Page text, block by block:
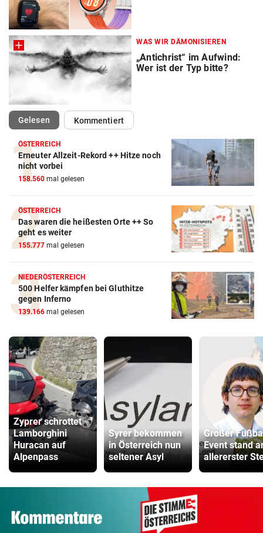
WAS WIR DÄMONISIEREN
„Antichrist“ im Aufwind:
Wer ist der Typ bitte?
Gelesen(ausgewählt)Kommentiert
ÖSTERREICH
Erneuter Allzeit-Rekord ++ Hitze noch
nicht vorbei
158.560 mal gelesen
ÖSTERREICH
Das waren die heißesten Orte ++ So
geht es weiter
155.777 mal gelesen
NIEDERÖSTERREICH
500 Helfer kämpfen bei Gluthitze
gegen Inferno
139.166 mal gelesen
Zyprer schrottet
Lamborghini
Huracan auf
Alpenpass
Syrer bekommen
in Österreich nun
seltener Asyl
Großer
Event stand
allererster